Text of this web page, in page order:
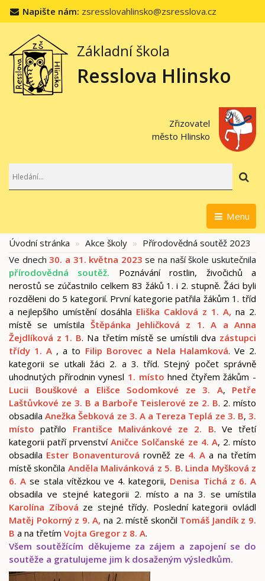
Napište nám: zsresslovahlinsko@zsresslova.cz
Základní škola
Resslova Hlinsko
Zřizovatel
město Hlinsko
Menu
Úvodní stránka Akce školy
Přírodovědná soutěž 2023
Ve dnech30. a 31. května 2023 se na naší škole uskutečnila
přírodovědná soutěž. Poznávání rostlin, živočichů a
nerostů se zúčastnilo celkem 83 žáků 1. i 2. stupně. Žáci byli
rozděleni do 5 kategorií. První kategorie patřila žákům 1. tříd
a nejlepšího umístění dosáhla Eliška Caklová z 1. A, na 2.
místě se umístila Štěpánka Jehličková z 1. A a Anna
Žejdlíková z 1. B. Na třetím místě se umístili dva zástupci
třídy 1. A , a to Filip Borovec a Nela Halamková. Ve 2.
kategorii se utkali žáci 2. a 3. tříd. Stejný počet správně
uhodnutých přírodnin vynesl 1. místo hned čtyřem žákům -
Lucii Bouškové a Elišce
Sodomkové ze 3. A, Petře
Laštůvkové ze 3. B a Barboře Teislerové ze 2. B. 2. místo
obsadilaAnežka Šebková ze 3. A a Tereza Teplá ze 3. B,3.
místo patřilo Františce Malivánkové ze 2. B. Ve třetí
kategorii patří prvenstvíAničce Solčanské ze 4. A, 2. místo
obsadila Ester Bonaventurová rovněž ze 4. Aa na třetím
místě skončila Anděla Malivánková z 5. B. Linda Myšková z
6. A se stala vítězkou ve 4. kategorii, Denisa Tichá z 6. A
obsadila ve stejné kategorii 2. místo a na 3. se umístila
Karolína Zíbová ze stejné třídy. Poslední kategorii ovládl
Matěj Pokorný z 9. A, na 2. místě skončil Tomáš Jandík z 9.
B a na třetím Vojta Gregor z 8. A.
Všem soutěžícím děkujeme za zájem a zapojení se do
soutěže a gratulujeme jim k dosaženým výsledkům.